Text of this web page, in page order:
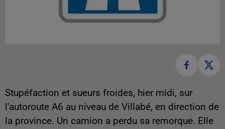
Stupéfaction et sueurs froides, hier midi, sur
l'autoroute A6 au niveau de Villabé, en direction de
la province. Un camion a perdu sa remorque. Elle